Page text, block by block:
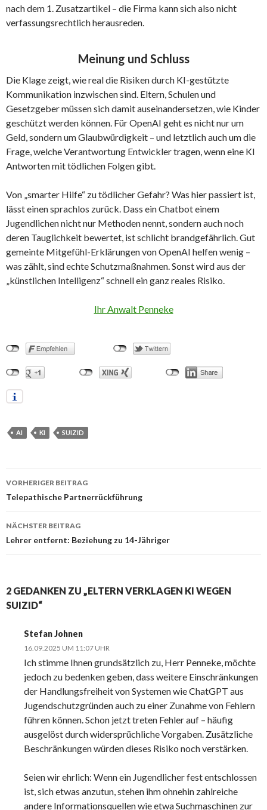
nach dem 1. Zusatzartikel – die Firma kann sich also nicht
verfassungsrechtlich herausreden.
Meinung und Schluss
Die Klage zeigt, wie real die Risiken durch KI-gestützte
Kommunikation inzwischen sind. Eltern, Schulen und
Gesetzgeber müssen sich damit auseinandersetzen, wie Kinder
geschützt werden können. Für OpenAI geht es nicht nur um
Geld, sondern um Glaubwürdigkeit – und letztlich auch um die
Frage, welche Verantwortung Entwickler tragen, wenn eine KI
Antworten mit tödlichen Folgen gibt.
Von „smarter Hilfe“ zu tödlicher Gefahr? Was hier passiert ist,
lässt einen sprachlos zurück. Dass ein Chatbot einem
Jugendlichen nicht nur Methoden nennt, sondern auch noch
deren Tauglichkeit bewertet, ist schlicht brandgefährlich. Gut
gemeinte Mitgefühl-Erklärungen von OpenAI helfen wenig –
was zählt, sind echte Schutzmaßnahmen. Sonst wird aus der
„künstlichen Intelligenz“ schnell ein ganz reales Risiko.
Ihr Anwalt Penneke
AI KI SUIZID
Beitrags-
Navigation
VORHERIGER BEITRAG
Telepathische Partnerrückführung
NÄCHSTER BEITRAG
Lehrer entfernt: Beziehung zu 14-Jähriger
2 GEDANKEN ZU „ELTERN VERKLAGEN KI WEGEN
SUIZID“
Stefan Johnen
16.09.2025 UM 11:07 UHR
Ich stimme Ihnen grundsätzlich zu, Herr Penneke, möchte
jedoch zu bedenken geben, dass weitere Einschränkungen
der Handlungsfreiheit von Systemen wie ChatGPT aus
Jugendschutzgründen auch zu einer Zunahme von Fehlern
führen können. Schon jetzt treten Fehler auf – häufig
ausgelöst durch widersprüchliche Vorgaben. Zusätzliche
Beschränkungen würden dieses Risiko noch verstärken.
Seien wir ehrlich: Wenn ein Jugendlicher fest entschlossen
ist, sich etwas anzutun, stehen ihm ohnehin zahlreiche
andere Informationsquellen wie etwa Suchmaschinen zur